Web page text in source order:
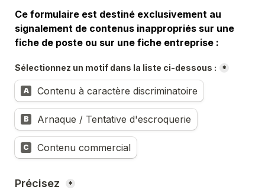
Ce formulaire est destiné exclusivement au
signalement de contenus inappropriés sur une
fiche de poste ou sur une fiche entreprise :
Sélectionnez un motif dans la liste ci-dessous : *
A Contenu à caractère discriminatoire
B Arnaque / Tentative d'escroquerie
C Contenu commercial
Précisez *